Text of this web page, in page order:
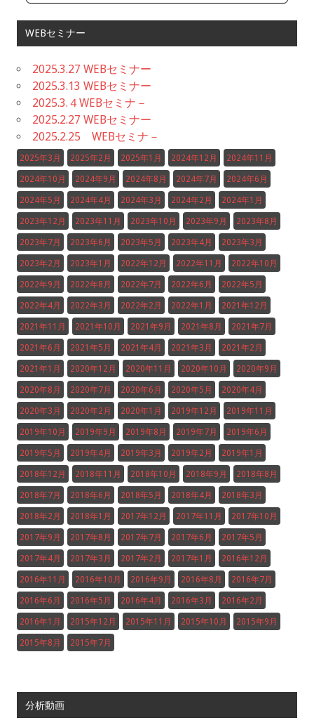
WEBセミナー
2025.3.27 WEBセミナー
2025.3.13 WEBセミナー
2025.3.４WEBセミナ－
2025.2.27 WEBセミナー
2025.2.25 WEBセミナ－
2025年3月 2025年2月 2025年1月 2024年12月 2024年11月
2024年10月 2024年9月 2024年8月 2024年7月 2024年6月
2024年5月 2024年4月 2024年3月 2024年2月 2024年1月
2023年12月 2023年11月 2023年10月 2023年9月 2023年8月
2023年7月 2023年6月 2023年5月 2023年4月 2023年3月
2023年2月 2023年1月 2022年12月 2022年11月 2022年10月
2022年9月 2022年8月 2022年7月 2022年6月 2022年5月
2022年4月 2022年3月 2022年2月 2022年1月 2021年12月
2021年11月 2021年10月 2021年9月 2021年8月 2021年7月
2021年6月 2021年5月 2021年4月 2021年3月 2021年2月
2021年1月 2020年12月 2020年11月 2020年10月 2020年9月
2020年8月 2020年7月 2020年6月 2020年5月 2020年4月
2020年3月 2020年2月 2020年1月 2019年12月 2019年11月
2019年10月 2019年9月 2019年8月 2019年7月 2019年6月
2019年5月 2019年4月 2019年3月 2019年2月 2019年1月
2018年12月 2018年11月 2018年10月 2018年9月 2018年8月
2018年7月 2018年6月 2018年5月 2018年4月 2018年3月
2018年2月 2018年1月 2017年12月 2017年11月 2017年10月
2017年9月 2017年8月 2017年7月 2017年6月 2017年5月
2017年4月 2017年3月 2017年2月 2017年1月 2016年12月
2016年11月 2016年10月 2016年9月 2016年8月 2016年7月
2016年6月 2016年5月 2016年4月 2016年3月 2016年2月
2016年1月 2015年12月 2015年11月 2015年10月 2015年9月
2015年8月 2015年7月
分析動画